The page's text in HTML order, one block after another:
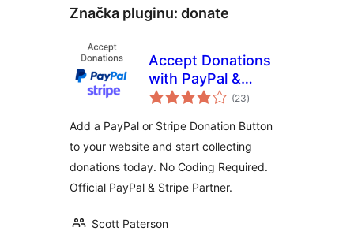
Značka pluginu: donate
Accept Donations
with PayPal &
Stripe
(23celkové
hodnotenie
)
Add a PayPal or Stripe Donation Button
to your website and start collecting
donations today. No Coding Required.
Official PayPal & Stripe Partner.
Scott Paterson